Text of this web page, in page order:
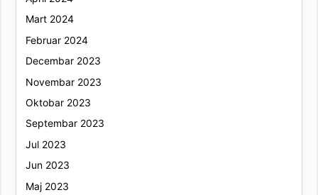
Mart 2024
Februar 2024
Decembar 2023
Novembar 2023
Oktobar 2023
Septembar 2023
Jul 2023
Jun 2023
Maj 2023